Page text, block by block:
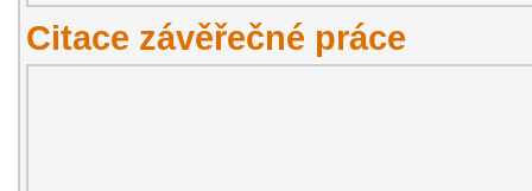
Citace závěřečné práce